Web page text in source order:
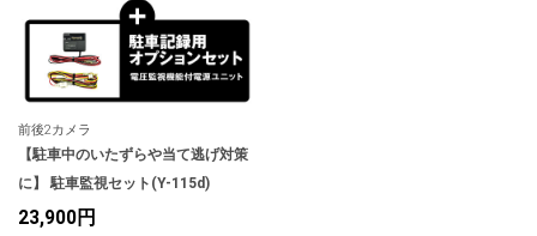
前後2カメラ
【駐車中のいたずらや当て逃げ対策
に】 駐車監視セット(Y-115d)
23,900円